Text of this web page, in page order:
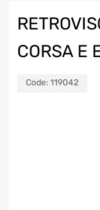
CORSA E
Code: 119042